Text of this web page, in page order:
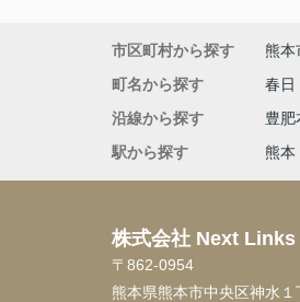
市区町村から探す 熊本
町名から探す
春日
沿線から探す
豊肥
駅から探す
熊本
株式会社 Next Links
〒862-0954
熊本県熊本市中央区神水